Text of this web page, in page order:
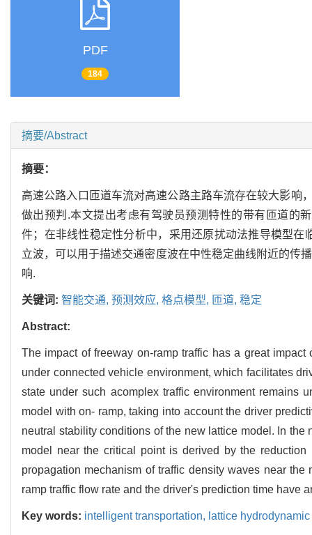
PDF
184
摘要/Abstract
摘要：
高速公路入口匝道车流对高速公路主路车流存在较大影响
做出预判.本文提出考虑有驾驶员预测特性的带有匝道的
件；在非线性稳定性分析中，采用还原扰动法推导模型
立波，可以用于描述交通密度波在中性稳定曲线附近的传
响.
关键词: 智能交通, 预测效应, 格点模型, 匝道, 稳定
Abstract:
The impact of freeway on-ramp traffic has a great
under connected vehicle environment, which facilitates
state under such acomplex traffic environment remains
model with on- ramp, taking into account the driver
neutral stability conditions of the new lattice model. In
model near the critical point is derived by the
propagation mechanism of traffic density waves near
ramp traffic flow rate and the driver's prediction time have
Key words: intelligent transportation, lattice